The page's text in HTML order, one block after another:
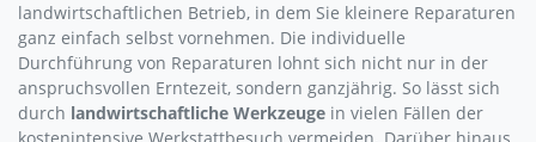
landwirtschaftlichen Betrieb, in dem Sie kleinere Reparaturen
ganz einfach selbst vornehmen. Die individuelle
Durchführung von Reparaturen lohnt sich nicht nur in der
anspruchsvollen Erntezeit, sondern ganzjährig. So lässt sich
durch landwirtschaftliche Werkzeuge in vielen Fällen der